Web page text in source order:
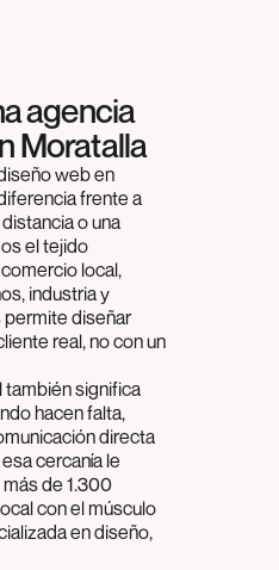
agencia
Moratalla
web en
frente a
o una
el tejido
local,
industria y
diseñar
real, no con un
también significa
hacen falta,
directa
cercanía le
de 1.300
con el músculo
en diseño,